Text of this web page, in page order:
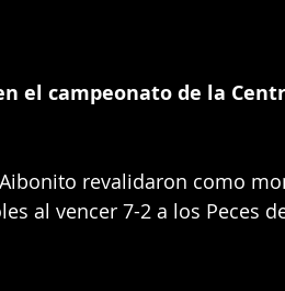
el campeonato de la
revalidaron como
al vencer 7-2 a los Peces